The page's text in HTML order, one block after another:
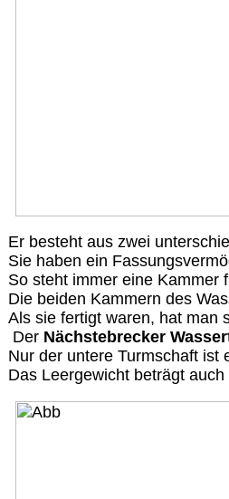
Er besteht aus zwei
Sie haben ein
So steht immer eine Kammer
Die beiden Kammern des
Als sie fertigt waren, hat man
Der Nächstebrecker
Nur der untere Turmschaft ist
Das Leergewicht beträgt auch